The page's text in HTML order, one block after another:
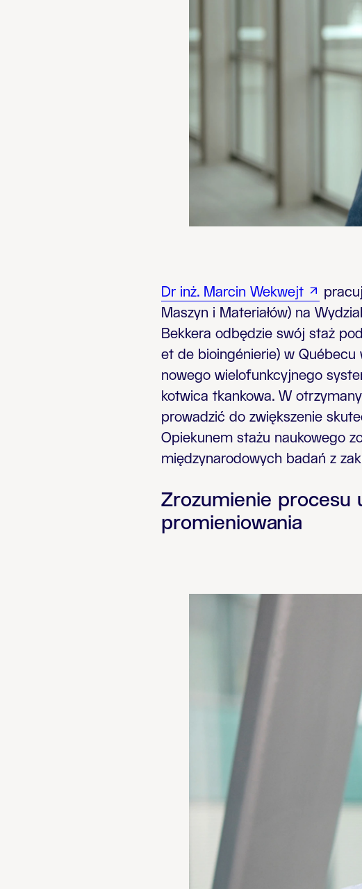
Dr inż. Marcin Wekwejt
Maszyn i Materiałów) na
Bekkera odbędzie swój staż
et de bioingénierie) w Québecu
nowego wielofunkcyjnego
kotwica tkankowa. W
prowadzić do zwiększenie
Opiekunem stażu naukowego
międzynarodowych badań z
Zrozumienie procesu
promieniowania